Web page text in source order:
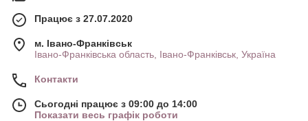
Працює з 27.07.2020
м. Івано-Франківськ
Івано-Франківська область, Івано-Франківськ, Україна
Контакти
Сьогодні працює з 09:00 до 14:00
Показати весь графік роботи